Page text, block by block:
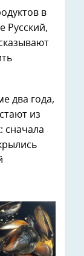
в
Русский,
два года,
из
сначала